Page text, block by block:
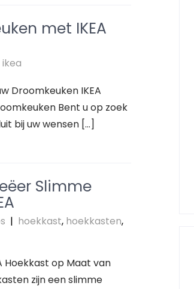
met IKEA
ikea
Droomkeuken IKEA
Bent u op zoek
bij uw wensen […]
Slimme
| hoekkast, hoekkasten,
Hoekkast op Maat van
zijn een slimme